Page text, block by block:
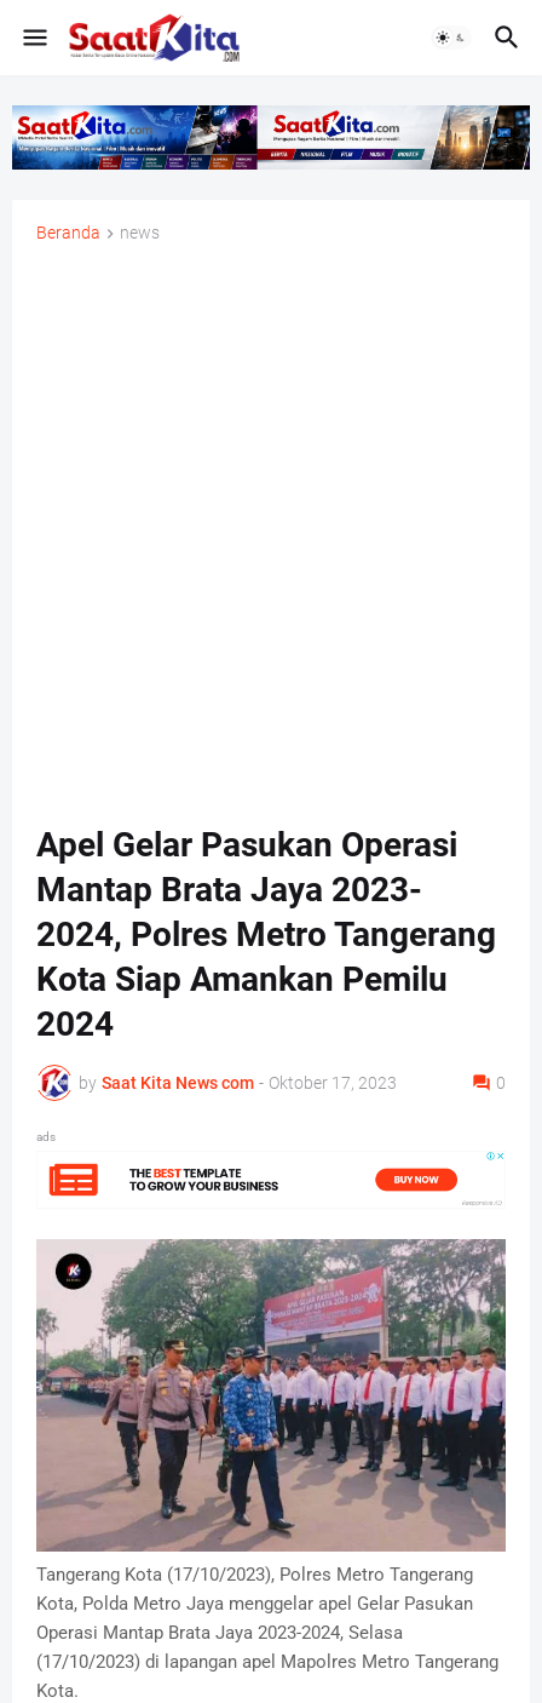
Beranda news
Apel Gelar Pasukan Operasi
Mantap Brata Jaya 2023-
2024, Polres Metro Tangerang
Kota Siap Amankan Pemilu
2024
by Saat Kita News com - Oktober 17, 2023 0
ads
Tangerang Kota (17/10/2023), Polres Metro Tangerang
Kota, Polda Metro Jaya menggelar apel Gelar Pasukan
Operasi Mantap Brata Jaya 2023-2024, Selasa
(17/10/2023) di lapangan apel Mapolres Metro Tangerang
Kota.